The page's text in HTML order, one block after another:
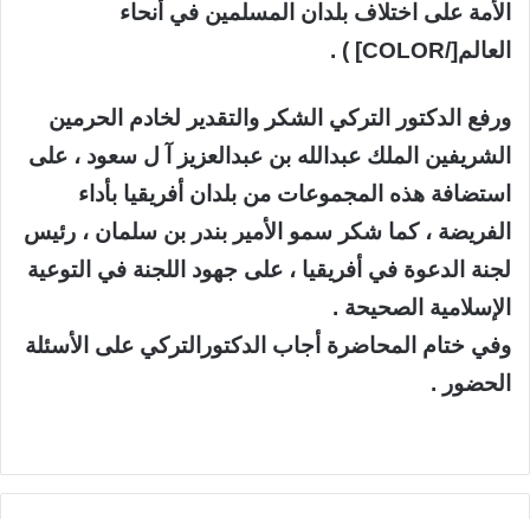
الأمة على اختلاف بلدان المسلمين في أنحاء
العالم[/COLOR] ) .
ورفع الدكتور التركي الشكر والتقدير لخادم الحرمين
الشريفين الملك عبدالله بن عبدالعزيز آ ل سعود ، على
استضافة هذه المجموعات من بلدان أفريقيا بأداء
الفريضة ، كما شكر سمو الأمير بندر بن سلمان ، رئيس
لجنة الدعوة في أفريقيا ، على جهود اللجنة في التوعية
الإسلامية الصحيحة .
وفي ختام المحاضرة أجاب الدكتورالتركي على الأسئلة
الحضور .